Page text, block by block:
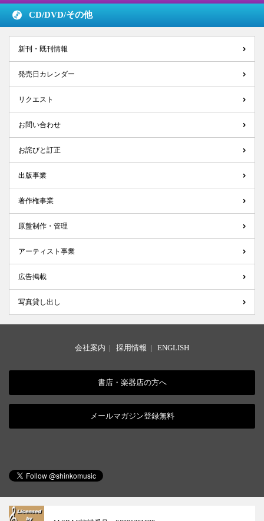
CD/DVD/その他
新刊・既刊情報
発売日カレンダー
リクエスト
お問い合わせ
お詫びと訂正
出版事業
著作権事業
原盤制作・管理
アーティスト事業
広告掲載
写真貸し出し
会社案内 | 採用情報 | ENGLISH
書店・楽器店の方へ
メールマガジン登録無料